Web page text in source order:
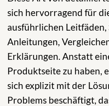
sich hervorragend für
ausführlichen
Anleitungen,
Erklärungen. Anstatt
Produktseite zu haben,
sich explizit mit der
Problems beschäftigt,